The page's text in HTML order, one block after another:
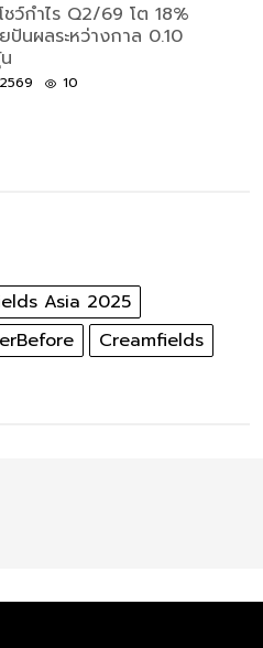
ชว์กำไร Q2/69 โต 18%
ปันผลระหว่างกาล 0.10
10
Asia 2025
Creamfields